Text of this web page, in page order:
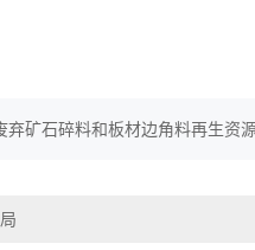
弃矿石碎料和板材边角料再生资